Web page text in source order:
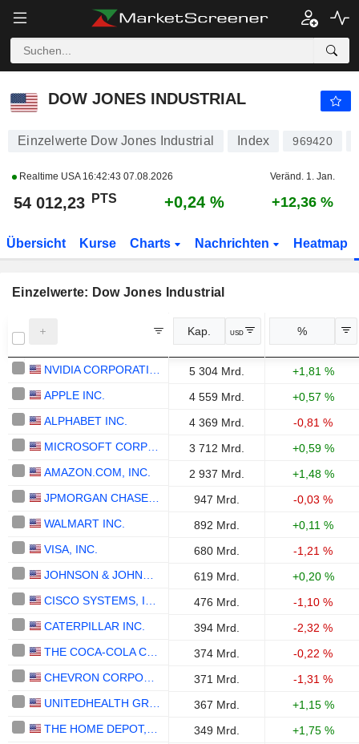
DOW JONES INDUSTRIAL
Einzelwerte Dow Jones Industrial Index 969420
Realtime USA 16:42:43 07.08.2026 Veränd. 1. Jan.
54 012,23 PTS +0,24 % +12,36 %
Übersicht Kurse Charts Nachrichten Heatmap
Einzelwerte: Dow Jones Industrial
Kap. USD %
5 304 Mrd.
+1,81 %
APPLE INC.
4 559 Mrd.
+0,57 %
ALPHABET INC.
4 369 Mrd.
-0,81 %
3 712 Mrd.
+0,59 %
AMAZON.COM, INC.
2 937 Mrd.
+1,48 %
947 Mrd.
-0,03 %
WALMART INC.
892 Mrd.
+0,11 %
VISA, INC.
680 Mrd.
-1,21 %
619 Mrd.
+0,20 %
476 Mrd.
-1,10 %
CATERPILLAR INC.
394 Mrd.
-2,32 %
374 Mrd.
-0,22 %
371 Mrd.
-1,31 %
367 Mrd.
+1,15 %
349 Mrd.
+1,75 %